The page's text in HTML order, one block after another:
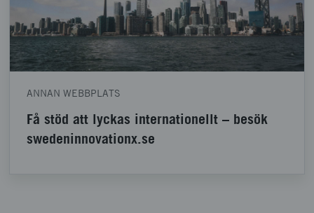
ANNAN WEBBPLATS
Få stöd att lyckas internationellt – besök
swedeninnovationx.se